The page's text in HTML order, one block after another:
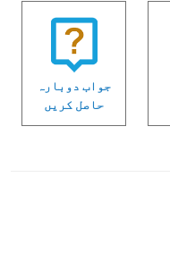
جواب دوبارہ
حاصل کریں